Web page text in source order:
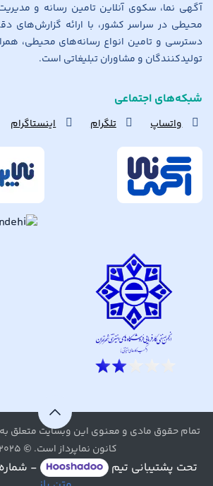
آگهی نما، سکوی آنلاین تامین رسانه و
محیطی در سراسر کشور، با ارائه گزارش‌های
دسترسی و تامین انواع رسانه‌های محیطی،
تولیدکنندگان و مشاوران تبلیغاتی است.
شبکه‌های اجتماعی
واتساپ تلگرام اینستاگرام
تمام حقوق مادی و معنوی این وبسایت متعلق
کانون نماپرداز است. © ۲۰۲۵
تحت پشتیبانی تیم - شماره ۱